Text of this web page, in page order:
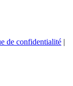
de confidentialité |